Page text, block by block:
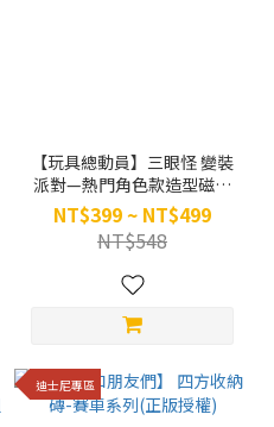
【玩具總動員】三眼怪 變裝
派對—熱門角色款造型磁鐵
組 (正版授權)
NT$399 ~ NT$499
NT$548
迪士尼專區